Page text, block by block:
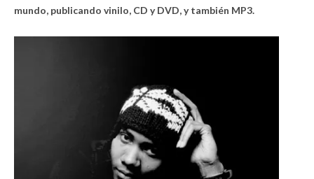
mundo, publicando vinilo, CD y DVD, y también MP3.